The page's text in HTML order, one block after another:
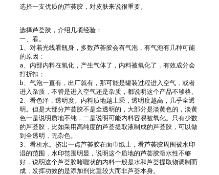
选择一支优质的芦荟胶，对皮肤来说很重要。
选择芦荟胶，介绍几项经验：
一、看。
1、对着光线看瓶身，多数芦荟胶会有气泡，有气泡有几种可能
的原因：
a、内部内料在氧化，产生气体了，内料被氧化了，有效成分会
打折扣；
b、气泡一直有，出厂就有，那可能是罐装过程进入空气，或者
进入杂质，不管是进入空气还是杂质，都说明这个产品不够格。
2、看色泽，透明度。内料质地越上乘，透明度越高，几乎全透
明。但是大部分芦荟胶不是全透明的，大部分是淡黄色的，淡黄
色一是说明质地不纯，二是说明可能内料容易被氧化。只有少数
的芦荟胶，比如采用高纯度的芦荟提取液制成的芦荟胶，可以做
到全透明，无杂色。
3、看析水。挤出一点芦荟胶在面巾纸上，看芦荟胶周围被水印
湿的范围，水印范围明显，说明这个质地的芦荟胶溶水性不够
好，说明这个芦荟胶啫喱状的内料一般是水和芦荟提取物调制而
成，发挥功效的是添加剂比重较大而非芦荟本身。